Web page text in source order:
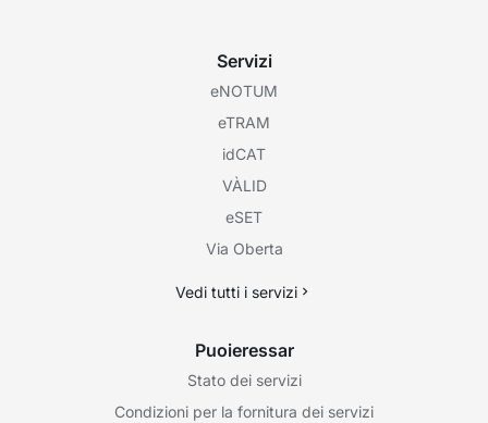
Servizi
eNOTUM
eTRAM
idCAT
VÀLID
eSET
Via Oberta
Vedi tutti i servizi
Puoieressar
Stato dei servizi
Condizioni per la fornitura dei servizi